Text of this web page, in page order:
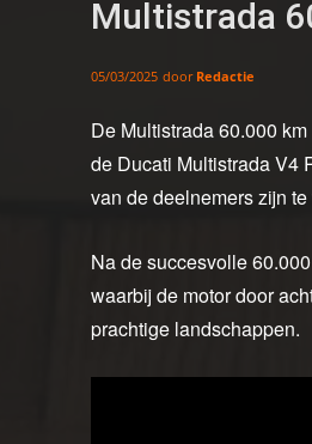
Multistrada
05/03/2025 door Redactie
De Multistrada 60.000
de Ducati Multistrada V4
van de deelnemers zijn
Na de succesvolle
waarbij de motor door
prachtige landschappen.